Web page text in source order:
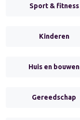
Sport & fitness
Kinderen
Huis en bouwen
Gereedschap